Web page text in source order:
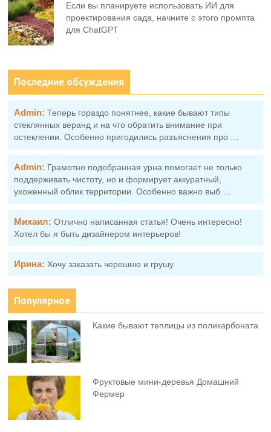
Если вы планируете использовать ИИ для
проектирования сада, начните с этого промпта
для ChatGPT
Последние обсуждения
Admin: Теперь гораздо понятнее, какие бывают типы
стеклянных веранд и на что обратить внимание при
остеклении. Особенно пригодились разъяснения про …
Admin: Грамотно подобранная урна помогает не только
поддерживать чистоту, но и формирует аккуратный,
ухоженный облик территории. Особенно важно выб …
Михаил: Отлично написанная статья! Очень интересно!
Хотел бы я быть дизайнером интерьеров!
Ирина: Хочу заказать черешню и грушу.
Популярное
Какие бывают теплицы из поликарбоната
Фруктовыe мини-деревья Домашний
Фермер